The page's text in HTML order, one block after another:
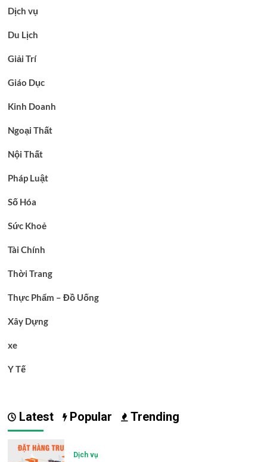
Dịch vụ
Du Lịch
Giải Trí
Giáo Dục
Kinh Doanh
Ngoại Thất
Nội Thất
Pháp Luật
Số Hóa
Sức Khoẻ
Tài Chính
Thời Trang
Thực Phẩm – Đồ Uống
Xây Dựng
xe
Y Tế
Latest Popular Trending
Dịch vụ